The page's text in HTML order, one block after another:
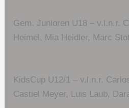
Gem. Junioren U18 – v.l.n.r.
Heimel, Mia Heidler, Marc
KidsCup U12/1 – v.l.n.r.
Castiel Meyer, Luis Laub,